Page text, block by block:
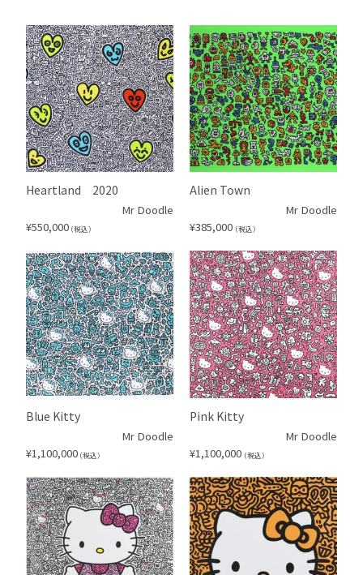
Heartland 2020
Mr Doodle
¥550,000 （税込）
Alien Town
Mr Doodle
¥385,000 （税込）
Blue Kitty
Mr Doodle
¥1,100,000 （税込）
Pink Kitty
Mr Doodle
¥1,100,000 （税込）